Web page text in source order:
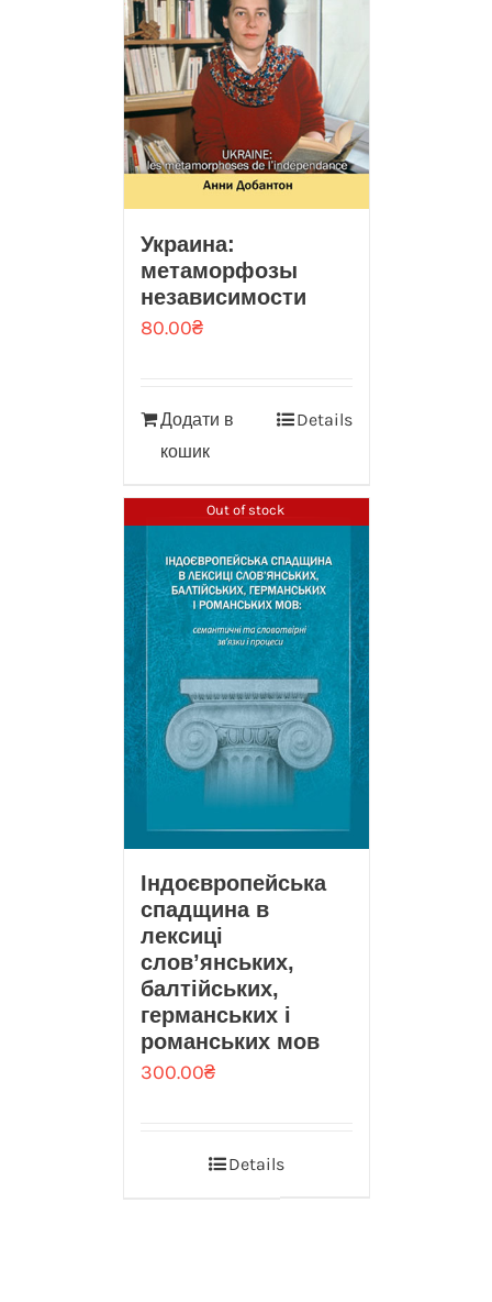
Украина:
метаморфозы
независимости
80.00₴
Додати в
кошик
Details
Out of stock
Індоєвропейська
спадщина в
лексиці
слов’янських,
балтійських,
германських і
романських мов
300.00₴
Details